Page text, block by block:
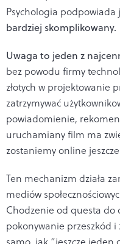
Psychologia podpowiada
bardziej skomplikowany.
Uwaga to jeden z
bez powodu firmy
złotych w projektowanie
zatrzymywać
powiadomienie,
uruchamiany film ma
zostaniemy online
Ten mechanizm działa
mediów
Chodzenie od questa do
pokonywanie przeszkód